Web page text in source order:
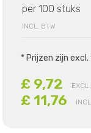
per 100 stuks
INCL. BTW
* Prijzen zijn
£ 9,72
£ 11,76